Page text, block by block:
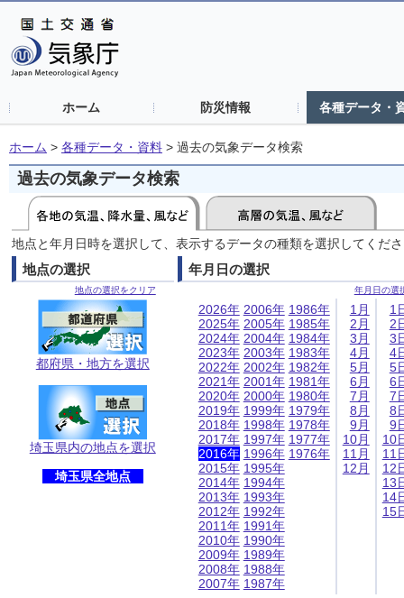
ホーム 防災情報 各種データ・
ホーム > 各種データ・資料 > 過去の気象データ検索
過去の気象データ検索
地点と年月日時を選択して、表示するデータの種類を選択してくだ
地点の選択
地点の選択をクリア
都府県・地方を選択
埼玉県内の地点を選択
埼玉県全地点
年月日の選択
年月日の選
2026年
2025年
2024年
2023年
2022年
2021年
2020年
2019年
2018年
2017年
2016年
2015年
2014年
2013年
2012年
2011年
2010年
2009年
2008年
2007年
2006年
2005年
2004年
2003年
2002年
2001年
2000年
1999年
1998年
1997年
1996年
1995年
1994年
1993年
1992年
1991年
1990年
1989年
1988年
1987年
1986年
1985年
1984年
1983年
1982年
1981年
1980年
1979年
1978年
1977年
1976年
1月
2月
3月
4月
5月
6月
7月
8月
9月
10月
11月
12月
1
2
3
4
5
6
7
8
9
10
11
12
13
14
15